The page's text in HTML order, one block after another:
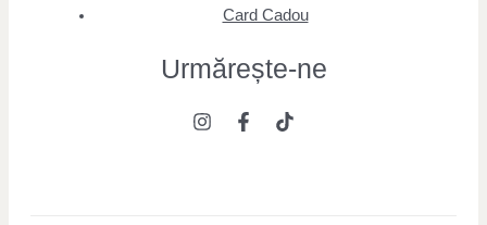
Card Cadou
Urmărește-ne